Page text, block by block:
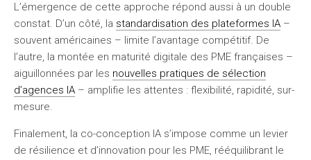
L’émergence de cette approche répond aussi à un double
constat. D’un côté, la standardisation des plateformes IA –
souvent américaines – limite l’avantage compétitif. De
l’autre, la montée en maturité digitale des PME françaises –
aiguillonnées par les nouvelles pratiques de sélection
d’agences IA – amplifie les attentes : flexibilité, rapidité, sur-
mesure.
Finalement, la co-conception IA s’impose comme un levier
de résilience et d’innovation pour les PME, rééquilibrant le